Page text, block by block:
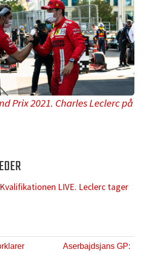
Prix 2021. Charles Leclerc på
LIVE. Leclerc tager
Aserbajdsjans GP: